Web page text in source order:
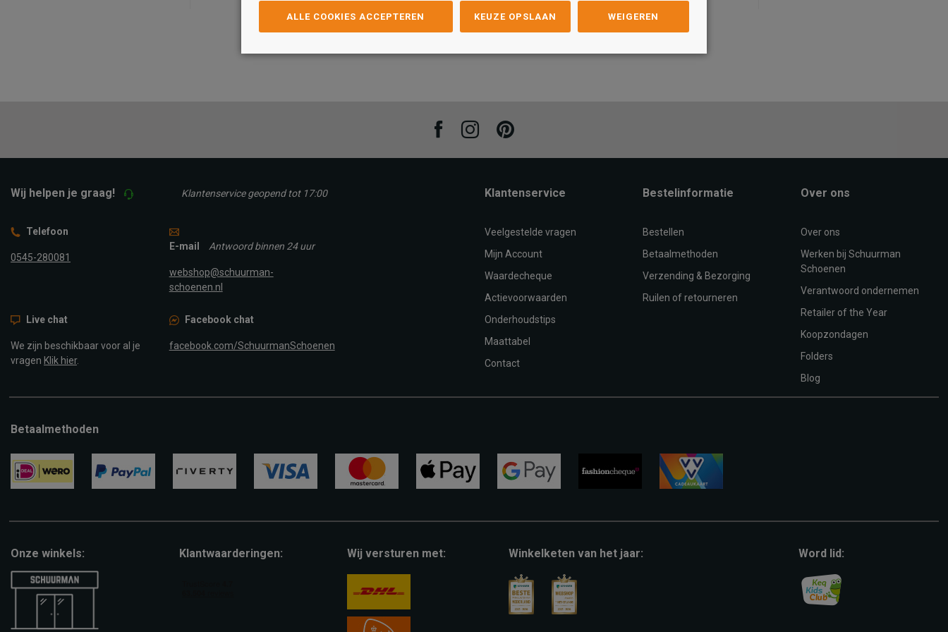
47 48
39.5
40 41 42 43 44 45 46 47 48 49
Maat
39.5
40 41 42 43 44 45 46 47 48
Maat
39.5
40 41 42
FacebookInstagramPinterest
Wij helpen je graag! Klantenservice geopend tot 17:00
Telefoon
0545-280081
E-mail Antwoord binnen 24 uur
webshop@schuurman-
schoenen.nl
Facebook chat
facebook.com/SchuurmanSchoenen
Live chat
We zijn beschikbaar voor al je
vragen Klik hier.
Klantenservice
Veelgestelde vragen
Mijn Account
Waardecheque
Actievoorwaarden
Onderhoudstips
Maattabel
Contact
Bestelinformatie
Bestellen
Betaalmethoden
Verzending & Bezorging
Ruilen of retourneren
Over ons
Over ons
Werken bij Schuurman
Schoenen
Verantwoord ondernemen
Retailer of the Year
Koopzondagen
Folders
Blog
Betaalmethoden
Onze winkels: Klantwaarderingen: Wij versturen met: Winkelketen van het jaar: Word lid:
ALLE COOKIES ACCEPTEREN KEUZE OPSLAAN WEIGEREN